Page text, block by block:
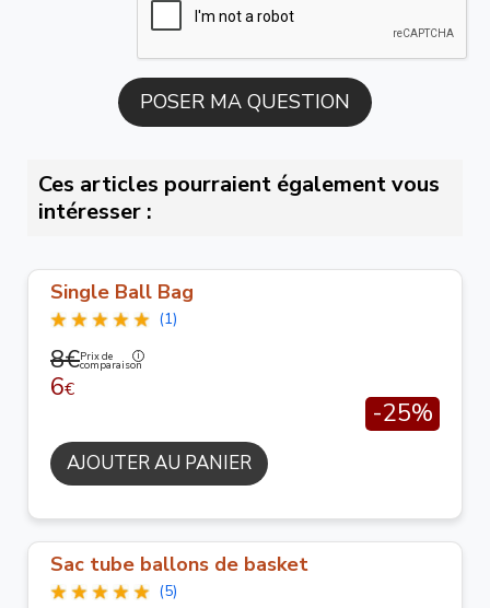
Ces articles pourraient également vous
intéresser :
Single Ball Bag
(1)
8€Prix de
comparaison
6€
-25%
AJOUTER AU PANIER
Sac tube ballons de basket
(5)